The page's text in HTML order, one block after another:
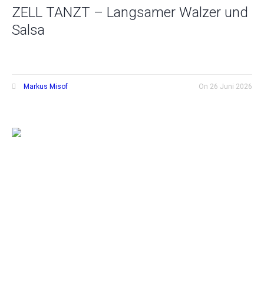
ZELL TANZT – Langsamer Walzer und
Salsa
On 26 Juni 2026
Markus Misof